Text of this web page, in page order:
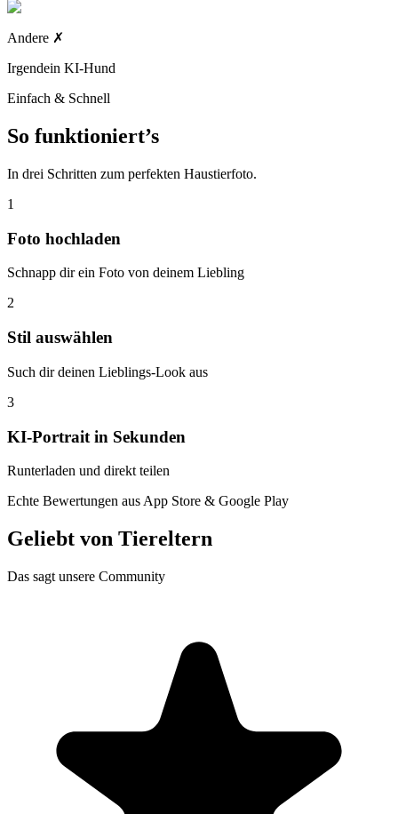
Andere ✗
Irgendein KI-Hund
Einfach & Schnell
So funktioniert’s
In drei Schritten zum perfekten Haustierfoto.
1
Foto hochladen
Schnapp dir ein Foto von deinem Liebling
2
Stil auswählen
Such dir deinen Lieblings-Look aus
3
KI-Portrait in Sekunden
Runterladen und direkt teilen
Echte Bewertungen aus App Store & Google Play
Geliebt von Tiereltern
Das sagt unsere Community